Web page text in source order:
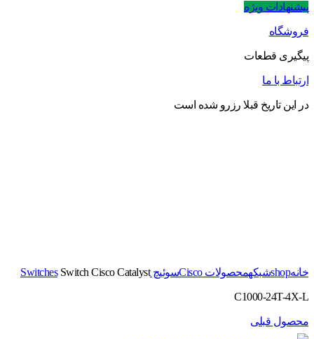
پیشنهادات ویژه
فروشگاه
پیگیری قطعات
ارتباط با ما
در این تاریخ قبلا رزرو شده است
خانهshopشبکهمحصولات Cisco سوئیچ SwitchesSwitch Cisco Catalyst
C1000-24T-4X-L
محصول قبلی